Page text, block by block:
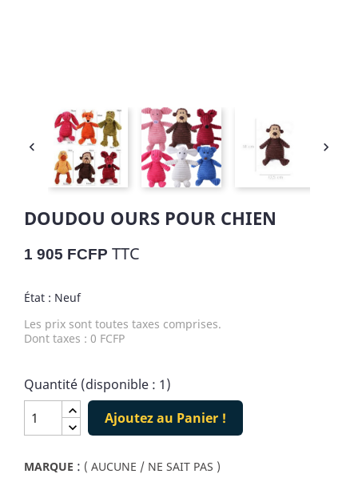
 
DOUDOU OURS POUR CHIEN
1 905 FCFP TTC
État : Neuf
Les prix sont toutes taxes comprises.
Dont taxes : 0 FCFP
Quantité (disponible : 1)
Ajoutez au Panier !
MARQUE : ( AUCUNE / NE SAIT PAS )